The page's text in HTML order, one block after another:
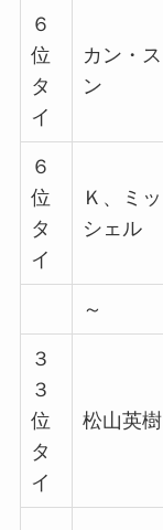
６
位
タ
イ
カン・ス
ン
６
位
タ
イ
Ｋ、ミッ
シェル
～
３
３
位
タ
イ
松山英樹